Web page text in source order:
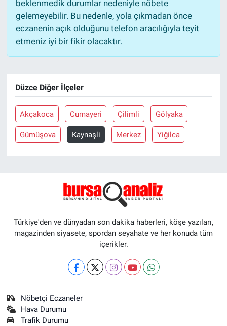
beklenmedik durumlar nedeniyle nöbete
gelemeyebilir. Bu nedenle, yola çıkmadan önce
eczanenin açık olduğunu telefon aracılığıyla teyit
etmeniz iyi bir fikir olacaktır.
Düzce Diğer İlçeler
Akçakoca Cumayeri Çilimli Gölyaka
Gümüşova Kaynaşli Merkez Yiğilca
Türkiye'den ve dünyadan son dakika haberleri, köşe yazıları,
magazinden siyasete, spordan seyahate ve her konuda tüm
içerikler.
Nöbetçi Eczaneler
Hava Durumu
Trafik Durumu